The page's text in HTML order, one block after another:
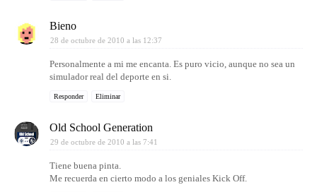
Bieno
28 de octubre de 2010 a las 12:37
Personalmente a mi me encanta. Es puro vicio, aunque no sea un
simulador real del deporte en si.
Responder Eliminar
Old School Generation
29 de octubre de 2010 a las 7:41
Tiene buena pinta.
Me recuerda en cierto modo a los geniales Kick Off.